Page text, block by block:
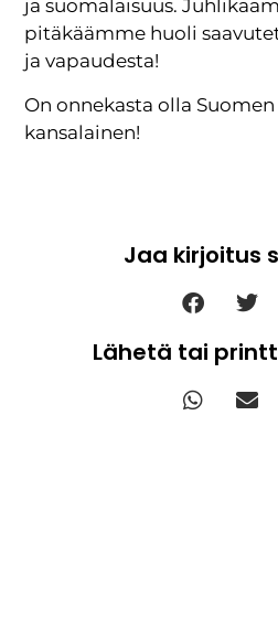
ja suomalaisuus.
pitäkäämme huoli
ja vapaudesta!
On onnekasta olla
kansalainen!
Jaa kirjoitus
Lähetä tai